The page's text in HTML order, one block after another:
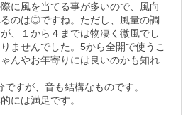
に風を当てる事が多いので、風向
のは◎ですね。ただし、風量の調
、１から４までは物凄く微風でし
ませんでした。5から全開で使うこ
んやお年寄りには良いのかも知れ
すが、音も結構なものです。
には満足です。